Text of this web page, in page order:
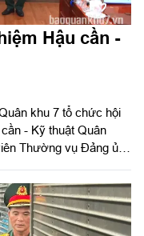
Hậu cần -
khu 7 tổ chức hội
- Kỹ thuật Quân
Thường vụ Đảng ủy,
nhiệm Chính trị Quân
trưởng Quân khu;
khu; các đồng chí